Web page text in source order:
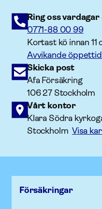
Ring oss vardagar
0771-88 00 99
Kortast kö innan 11
Avvikande
Skicka post
Afa Försäkring
106 27 Stockholm
Vårt kontor
Klara Södra
StockholmVisa
Försäk­ringar